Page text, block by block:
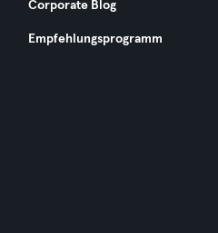
Corporate Blog
Empfehlungsprogramm